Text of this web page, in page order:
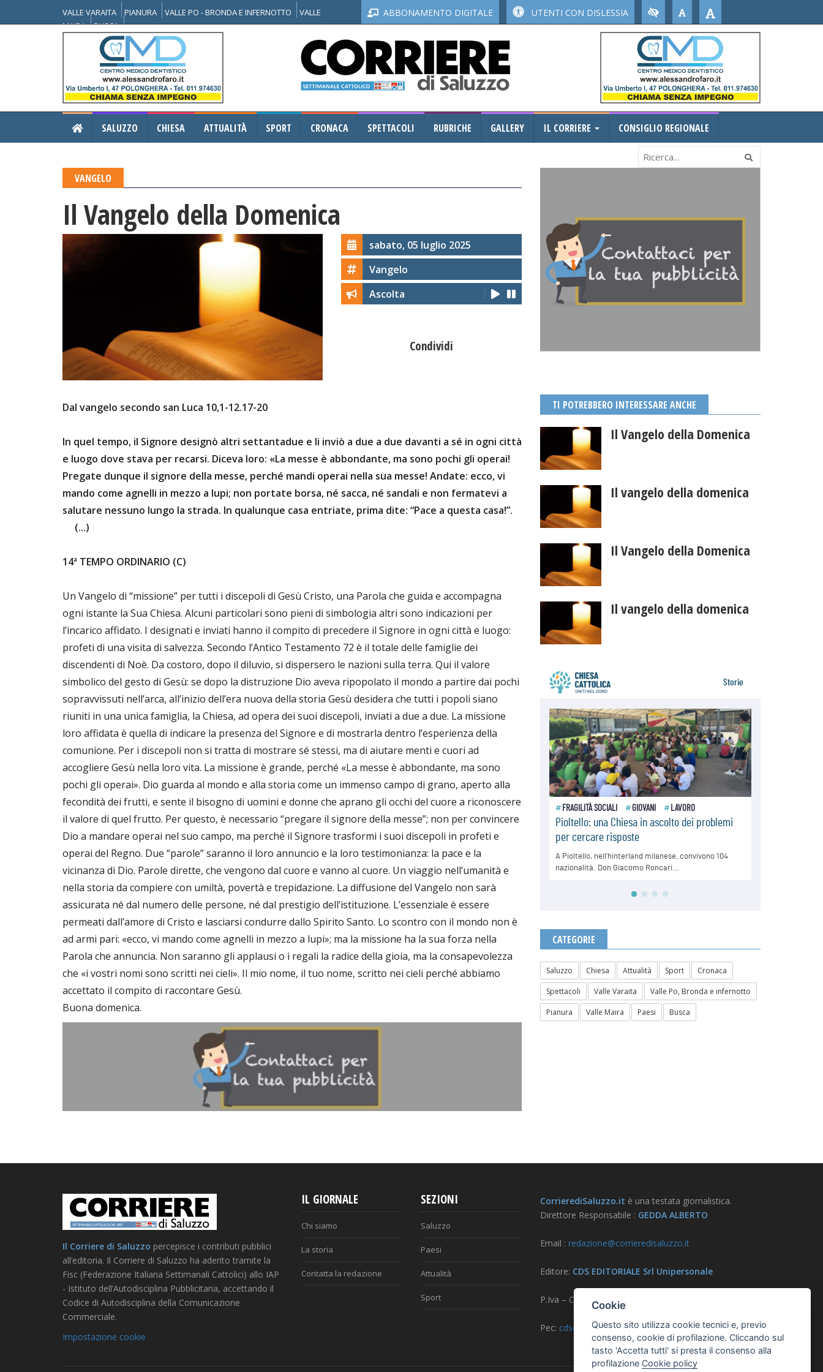
VALLE VARAITA PIANURA VALLE PO - BRONDA E INFERNOTTO
VALLE
MAIRA
BUSCA
ABBONAMENTO DIGITALE UTENTI CON DISLESSIA
SALUZZO CHIESA ATTUALITÀ SPORT CRONACA SPETTACOLI RUBRICHE GALLERY IL CORRIERE CONSIGLIO REGIONALE
VANGELO
Il Vangelo della Domenica
sabato, 05 luglio 2025
Vangelo
Ascolta
Condividi
Dal vangelo secondo san Luca 10,1-12.17-20
In quel tempo, il Signore designò altri settantadue e li inviò a due a due davanti a sé in ogni città
e luogo dove stava per recarsi. Diceva loro: «La messe è abbondante, ma sono pochi gli operai!
Pregate dunque il signore della messe, perché mandi operai nella sua messe! Andate: ecco, vi
mando come agnelli in mezzo a lupi; non portate borsa, né sacca, né sandali e non fermatevi a
salutare nessuno lungo la strada. In qualunque casa entriate, prima dite: “Pace a questa casa!”.
(...)
14ª TEMPO ORDINARIO (C)
Un Vangelo di “missione” per tutti i discepoli di Gesù Cristo, una Parola che guida e accompagna
ogni istante la Sua Chiesa. Alcuni particolari sono pieni di simbologia altri sono indicazioni per
l’incarico affidato. I designati e inviati hanno il compito di precedere il Signore in ogni città e luogo:
profeti di una visita di salvezza. Secondo l’Antico Testamento 72 è il totale delle famiglie dei
discendenti di Noè. Da costoro, dopo il diluvio, si dispersero le nazioni sulla terra. Qui il valore
simbolico del gesto di Gesù: se dopo la distruzione Dio aveva ripopolato il mondo a partire dai pochi
sopravvissuti nell’arca, all’inizio dell’era nuova della storia Gesù desidera che tutti i popoli siano
riuniti in una unica famiglia, la Chiesa, ad opera dei suoi discepoli, inviati a due a due. La missione
loro affidata è quella di indicare la presenza del Signore e di mostrarla dentro l’esperienza della
comunione. Per i discepoli non si tratta di mostrare sé stessi, ma di aiutare menti e cuori ad
accogliere Gesù nella loro vita. La missione è grande, perché «La messe è abbondante, ma sono
pochi gli operai». Dio guarda al mondo e alla storia come un immenso campo di grano, aperto alla
fecondità dei frutti, e sente il bisogno di uomini e donne che aprano gli occhi del cuore a riconoscere
il valore di quel frutto. Per questo, è necessario “pregare il signore della messe”; non per convincere
Dio a mandare operai nel suo campo, ma perché il Signore trasformi i suoi discepoli in profeti e
operai del Regno. Due “parole” saranno il loro annuncio e la loro testimonianza: la pace e la
vicinanza di Dio. Parole dirette, che vengono dal cuore e vanno al cuore. Un viaggio nell’umanità e
nella storia da compiere con umiltà, povertà e trepidazione. La diffusione del Vangelo non sarà
assicurata né dal numero delle persone, né dal prestigio dell’istituzione. L’essenziale è essere
permeati dall’amore di Cristo e lasciarsi condurre dallo Spirito Santo. Lo scontro con il mondo non è
ad armi pari: «ecco, vi mando come agnelli in mezzo a lupi»; ma la missione ha la sua forza nella
Parola che annuncia. Non saranno gli applausi o i regali la radice della gioia, ma la consapevolezza
che «i vostri nomi sono scritti nei cieli». Il mio nome, il tuo nome, scritto nei cieli perché abbiamo
accettato il compito di raccontare Gesù.
Buona domenica.
TI POTREBBERO INTERESSARE ANCHE
Il Vangelo della Domenica
Il vangelo della domenica
Il Vangelo della Domenica
Il vangelo della domenica
CATEGORIE
Saluzzo Chiesa Attualità Sport
Cronaca
Spettacoli
Valle Varaita
Valle Po, Bronda e infernotto
Pianura
Valle Maira Paesi Busca
Il Corriere di Saluzzo percepisce i contributi pubblici
all’editoria. Il Corriere di Saluzzo ha aderito tramite la
Fisc (Federazione Italiana Settimanali Cattolici) allo IAP
- Istituto dell’Autodisciplina Pubblicitaria, accettando il
Codice di Autodisciplina della Comunicazione
Commerciale.
Impostazione cookie
IL GIORNALE
Chi siamo
La storia
Contatta la redazione
SEZIONI
Saluzzo
Paesi
Attualità
Sport
CorrierediSaluzzo.it è una testata giornalistica.
Direttore Responsabile : GEDDA ALBERTO
Email : redazione@corrieredisaluzzo.it
Editore: CDS EDITORIALE Srl Unipersonale
P.Iva – CF – Reg. Imprese CN 03733570042
Pec: cdseditoriale@pec.it
Cookie
Questo sito utilizza cookie tecnici e, previo
consenso, cookie di profilazione. Cliccando sul
tasto 'Accetta tutti' si presta il consenso alla
profilazione Cookie policy